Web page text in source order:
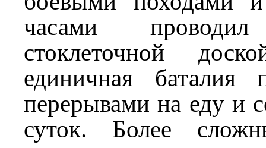
часами
стоклеточной
единичная баталия
перерывами на еду и
суток. Более